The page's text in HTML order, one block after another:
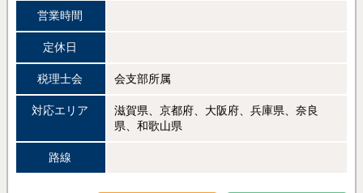
営業時間
定休日
税理士会 会支部所属
対応エリア
滋賀県、京都府、大阪府、兵庫県、奈良
県、和歌山県
路線